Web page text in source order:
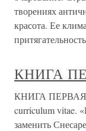
творениях
красота. Ее
КНИГА
КНИГА ПЕРВАЯ
curriculum vitae.
заменить